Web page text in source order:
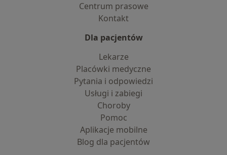
Centrum prasowe
Kontakt
Dla pacjentów
Lekarze
Placówki medyczne
Pytania i odpowiedzi
Usługi i zabiegi
Choroby
Pomoc
Aplikacje mobilne
Blog dla pacjentów